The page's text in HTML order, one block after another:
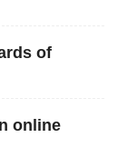
of
online